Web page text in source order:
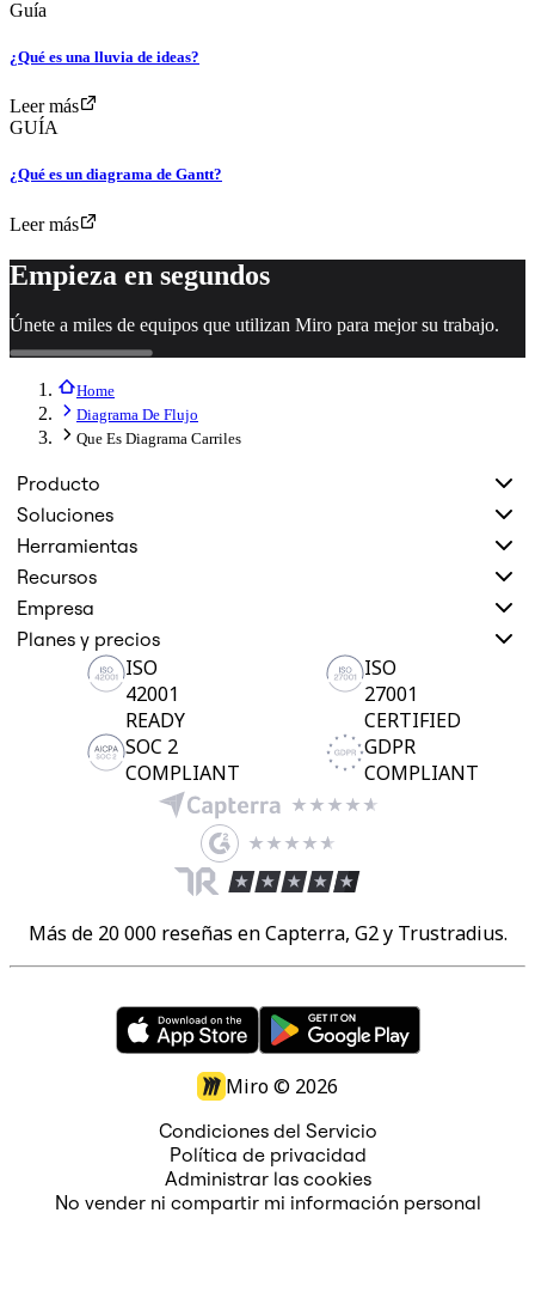
Guía
¿Qué es una lluvia de ideas?
Leer más
GUÍA
¿Qué es un diagrama de Gantt?
Leer más
Empieza en segundos
Únete a miles de equipos que utilizan Miro para mejor su trabajo.
Home
Diagrama De Flujo
Que Es Diagrama Carriles
Producto
Soluciones
Herramientas
Recursos
Empresa
Planes y precios
ISO
42001
READY
ISO
27001
CERTIFIED
SOC 2
COMPLIANT
GDPR
COMPLIANT
Más de 20 000 reseñas en Capterra, G2 y Trustradius.
Miro © 2026
Condiciones del Servicio
Política de privacidad
Administrar las cookies
No vender ni compartir mi información personal